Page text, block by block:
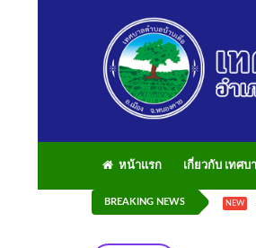
หน้าแรก เกี่ยวกับ เทศบ
BREAKING NEWS NEW